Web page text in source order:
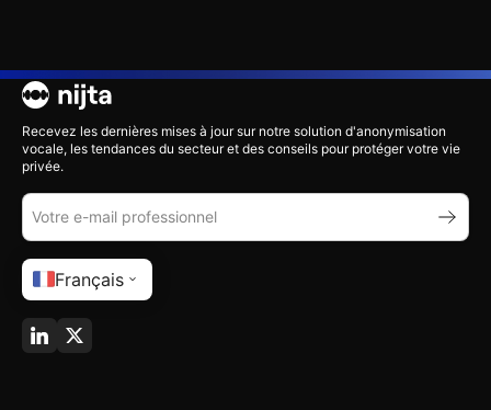
Recevez les dernières mises à jour sur notre solution d'anonymisation
vocale, les tendances du secteur et des conseils pour protéger votre vie
privée.
Français